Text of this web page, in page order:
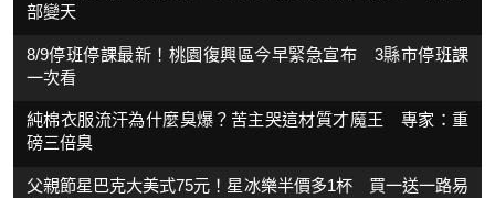
部變天
8/9停班停課最新！桃園復興區今早緊急宣布 3縣市停班課
一次看
純棉衣服流汗為什麼臭爆？苦主哭這材質才魔王 專家：重
磅三倍臭
父親節星巴克大美式75元！星冰樂半價多1杯 買一送一路易